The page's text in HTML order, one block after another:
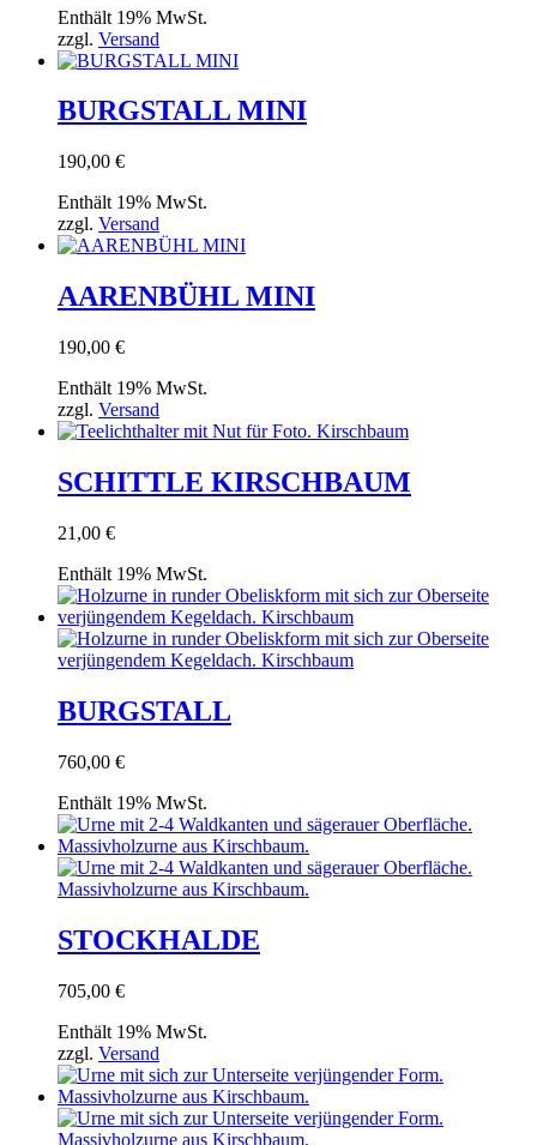
Enthält 19% MwSt.
zzgl. Versand
BURGSTALL MINI
190,00 €
Enthält 19% MwSt.
zzgl. Versand
AARENBÜHL MINI
190,00 €
Enthält 19% MwSt.
zzgl. Versand
SCHITTLE KIRSCHBAUM
21,00 €
Enthält 19% MwSt.
BURGSTALL
760,00 €
Enthält 19% MwSt.
STOCKHALDE
705,00 €
Enthält 19% MwSt.
zzgl. Versand